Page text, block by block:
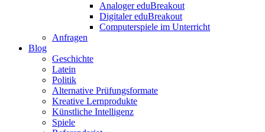
Analoger eduBreakout
Digitaler eduBreakout
Computerspiele im Unterricht
Anfragen
Blog
Geschichte
Latein
Politik
Alternative Prüfungsformate
Kreative Lernprodukte
Künstliche Intelligenz
Spiele